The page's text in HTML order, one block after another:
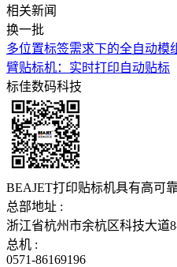
相关新闻
换一批
多位置标签需求下的全自动模
臂贴标机：实时打印自动贴标
标佳数码科技
BEAJET打印贴标机具有高可
总部地址 :
浙江省杭州市余杭区科技大道
总机 :
0571-86169196